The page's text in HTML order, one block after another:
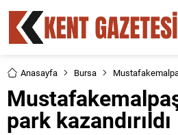
Anasayfa Bursa
park kazandırıldı